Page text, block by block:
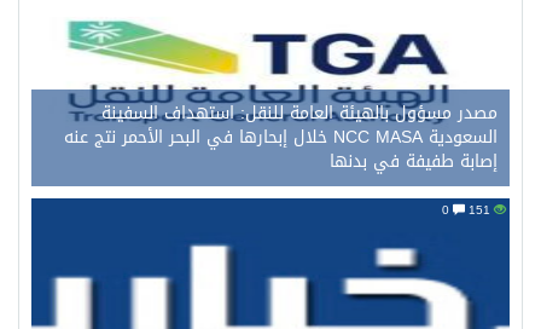
مصدر مسؤول بالهيئة العامة للنقل: استهداف السفينة
السعودية NCC MASA خلال إبحارها في البحر الأحمر نتج عنه
إصابة طفيفة في بدنها